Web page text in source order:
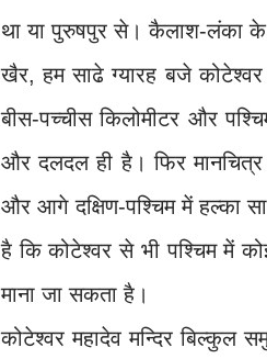
था या पुरुषपुर से। कैलाश-लंका के
खैर, हम साढे ग्यारह बजे
बीस-पच्चीस किलोमीटर और
और दलदल ही है। फिर
और आगे दक्षिण-पश्चिम में हल्का
है कि कोटेश्वर से भी पश्चिम में
माना जा सकता है।
कोटेश्वर महादेव मन्दिर बिल्कुल